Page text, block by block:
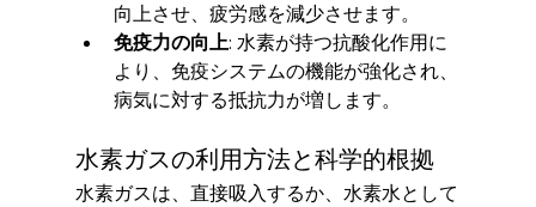
向上させ、疲労感を減少させます。
免疫力の向上: 水素が持つ抗酸化作用に
より、免疫システムの機能が強化され、
病気に対する抵抗力が増します。
水素ガスの利用方法と科学的根拠
水素ガスは、直接吸入するか、水素水として